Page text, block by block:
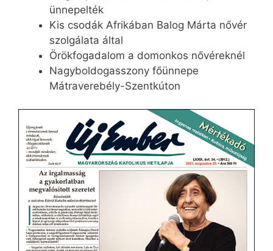
ünnepelték
Kis csodák Afrikában Balog Márta nővér
szolgálata által
Örökfogadalom a domonkos nővéreknél
Nagyboldogasszony főünnepe
Mátraverebély-Szentkúton